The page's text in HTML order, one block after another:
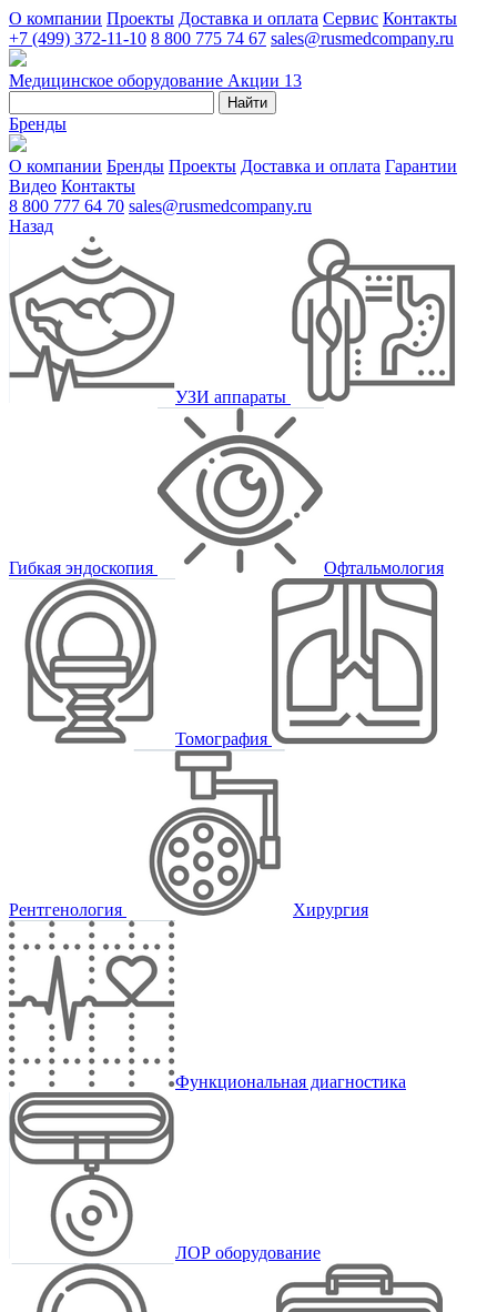
О компании Проекты Доставка и оплата Сервис Контакты
+7 (499) 372-11-10 8 800 775 74 67 sales@rusmedcompany.ru
Медицинское оборудование Акции 13
Найти
Бренды
О компании Бренды Проекты Доставка и оплата Гарантии
Видео Контакты
8 800 777 64 70 sales@rusmedcompany.ru
Назад
УЗИ аппараты
Гибкая эндоскопия Офтальмология
Томография
Рентгенология Хирургия
Функциональная диагностика
ЛОР оборудование